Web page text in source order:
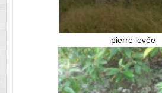
pierre levée